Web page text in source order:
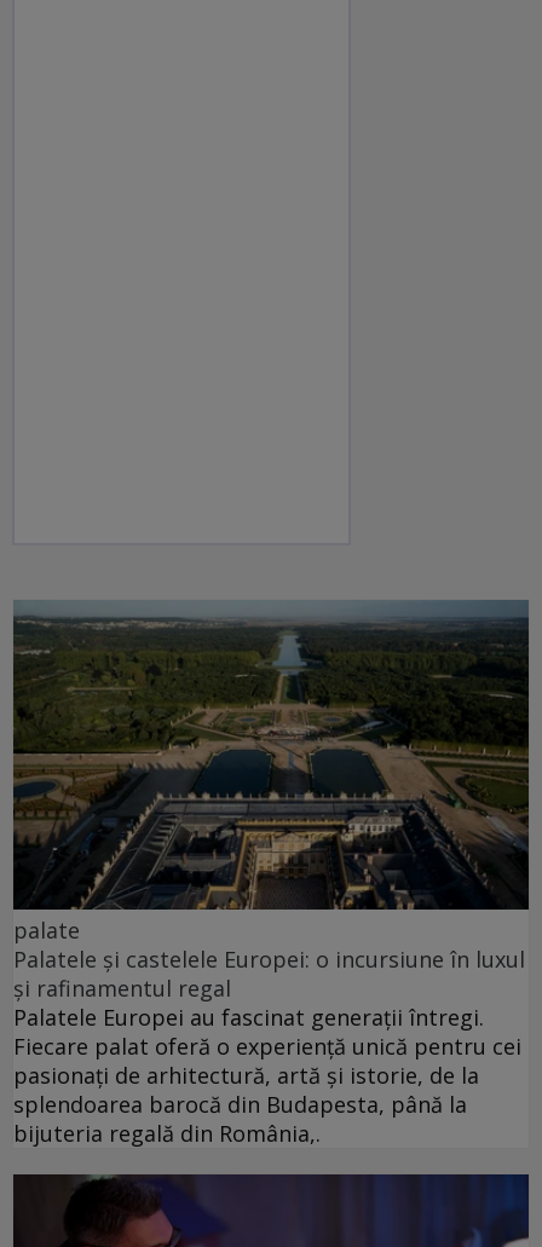
palate
Palatele și castelele Europei: o incursiune în luxul
și rafinamentul regal
Palatele Europei au fascinat generații întregi.
Fiecare palat oferă o experiență unică pentru cei
pasionați de arhitectură, artă și istorie, de la
splendoarea barocă din Budapesta, până la
bijuteria regală din România,.